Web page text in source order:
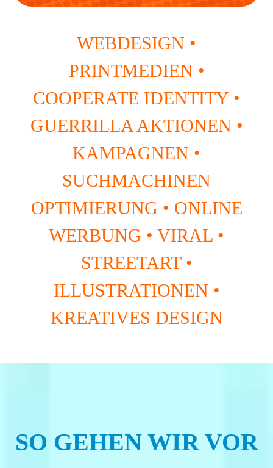
WEBDESIGN •
PRINTMEDIEN •
COOPERATE IDENTITY •
GUERRILLA AKTIONEN •
KAMPAGNEN •
SUCHMACHINEN
OPTIMIERUNG • ONLINE
WERBUNG • VIRAL •
STREETART •
ILLUSTRATIONEN •
KREATIVES DESIGN
SO GEHEN WIR VOR